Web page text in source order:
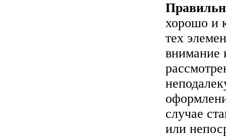
хорошо и
тех
внимание
случае
или